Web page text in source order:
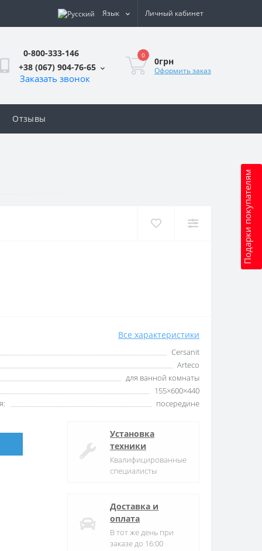
Язык Личный кабинет
0-800-333-146
+38 (067) 904-76-65
Заказать звонок
0
0грн
Оформить заказ
Подарки покупателям
Отзывы
Все характеристики
Cersanit
Arteco
для ванной комнаты
155×600×440
посередине
Установка
техники
Квалифицированные
специалисты
Доставка и
оплата
В тот же день при
заказе до 16:00